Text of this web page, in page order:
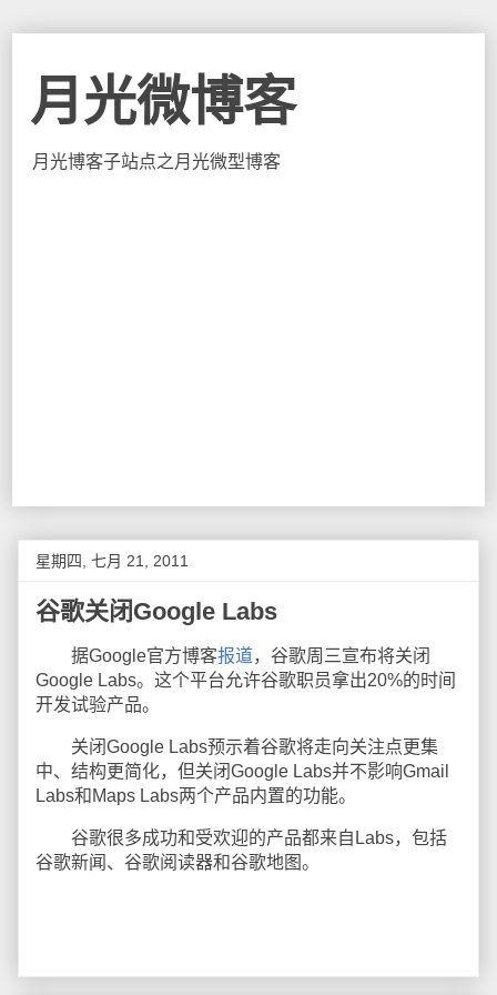
月光微博客
月光博客子站点之月光微型博客
星期四, 七月 21, 2011
谷歌关闭Google Labs
据Google官方博客报道，谷歌周三宣布将关闭
Google Labs。这个平台允许谷歌职员拿出20%的时间
开发试验产品。
关闭Google Labs预示着谷歌将走向关注点更集
中、结构更简化，但关闭Google Labs并不影响Gmail
Labs和Maps Labs两个产品内置的功能。
谷歌很多成功和受欢迎的产品都来自Labs，包括
谷歌新闻、谷歌阅读器和谷歌地图。